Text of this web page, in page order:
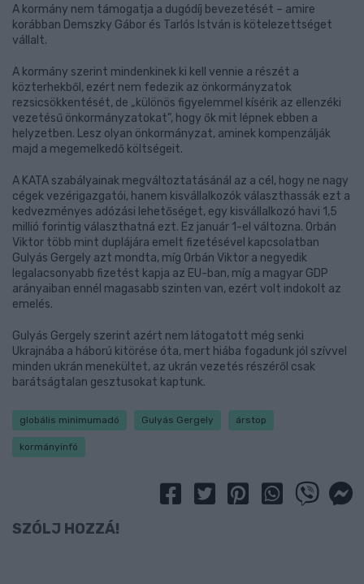
A kormány nem támogatja a dugódíj bevezetését – amire
korábban Demszky Gábor és Tarlós István is kötelezettséget
vállalt.
A kormány szerint mindenkinek ki kell vennie a részét a
közterhekből, ezért nem fedezik az önkormányzatok
rezsicsökkentését, de „különös figyelemmel kísérik az ellenzéki
vezetésű önkormányzatokat”, hogy ők mit lépnek ebben a
helyzetben. Lesz olyan önkormányzat, aminek kompenzálják
majd a megemelkedő költségeit.
A KATA szabályainak megváltoztatásánál az a cél, hogy ne nagy
cégek vezérigazgatói, hanem kisvállalkozók választhassák ezt a
kedvezményes adózási lehetőséget, egy kisvállalkozó havi 1,5
millió forintig választhatná ezt. Ez január 1-el változna. Orbán
Viktor több mint duplájára emelt fizetésével kapcsolatban
Gulyás Gergely azt mondta, míg Orbán Viktor a negyedik
legalacsonyabb fizetést kapja az EU-ban, míg a magyar GDP
arányaiban ennél magasabb szinten van, ezért volt indokolt az
emelés.
Gulyás Gergely szerint azért nem látogatott még senki
Ukrajnába a háború kitörése óta, mert hiába fogadunk jól szívvel
minden ukrán menekültet, az ukrán vezetés részéről csak
barátságtalan gesztusokat kaptunk.
globális minimumadó Gulyás Gergely árstop
kormányinfó
SZÓLJ HOZZÁ!